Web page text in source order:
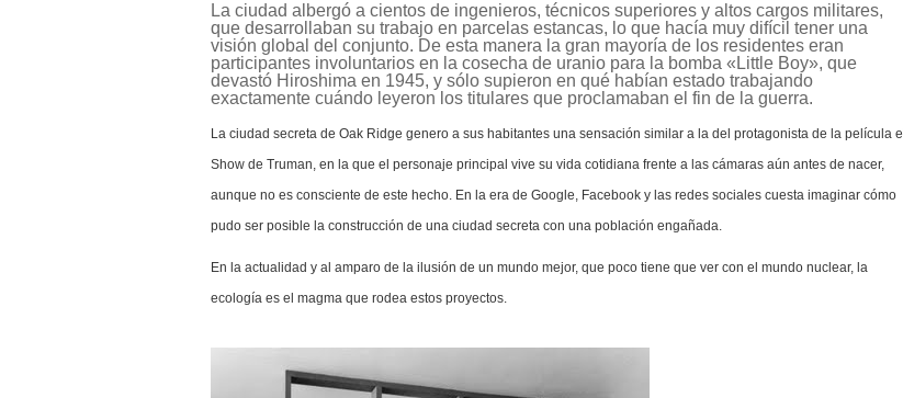
La ciudad albergó a cientos de ingenieros, técnicos superiores y altos cargos militares,
que desarrollaban su trabajo en parcelas estancas, lo que hacía muy difícil tener una
visión global del conjunto. De esta manera la gran mayoría de los residentes eran
participantes involuntarios en la cosecha de uranio para la bomba «Little Boy», que
devastó Hiroshima en 1945, y sólo supieron en qué habían estado trabajando
exactamente cuándo leyeron los titulares que proclamaban el fin de la guerra.
La ciudad secreta de Oak Ridge genero a sus habitantes una sensación similar a la del protagonista de la película el
Show de Truman, en la que el personaje principal vive su vida cotidiana frente a las cámaras aún antes de nacer,
aunque no es consciente de este hecho. En la era de Google, Facebook y las redes sociales cuesta imaginar cómo
pudo ser posible la construcción de una ciudad secreta con una población engañada.
En la actualidad y al amparo de la ilusión de un mundo mejor, que poco tiene que ver con el mundo nuclear, la
ecología es el magma que rodea estos proyectos.